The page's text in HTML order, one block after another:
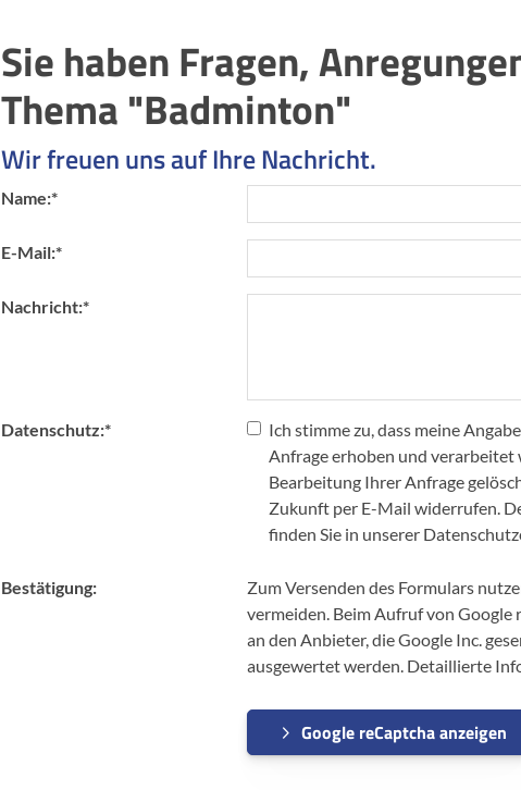
Sie haben Fragen,
Thema "Badminton"
Wir freuen uns auf Ihre Nachricht.
Name:*
E-Mail:*
Nachricht:*
Datenschutz:*
Ich stimme zu, dass meine
Anfrage erhoben und verarbeitet
Bearbeitung Ihrer Anfrage
Zukunft per E-Mail widerrufen.
finden Sie in unserer
Bestätigung:
Zum Versenden des Formulars
vermeiden. Beim Aufruf von Google
an den Anbieter, die Google Inc.
ausgewertet werden. Detaillierte
Google reCaptcha anzeigen